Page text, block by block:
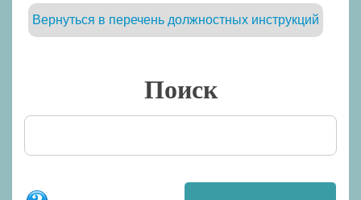
Вернуться в перечень должностных инструкций
Поиск